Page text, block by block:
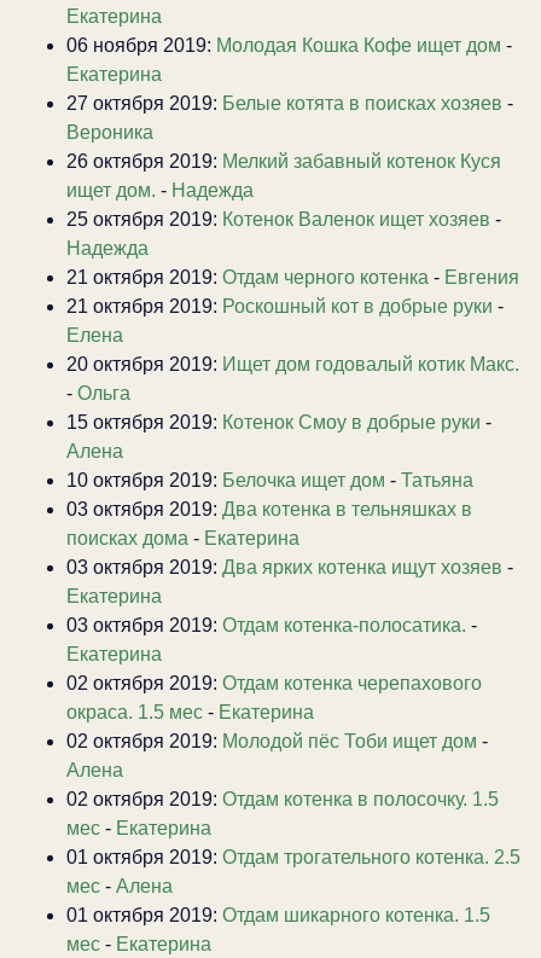
Екатерина
06 ноября 2019: Молодая Кошка Кофе ищет дом -
Екатерина
27 октября 2019: Белые котята в поисках хозяев -
Вероника
26 октября 2019: Мелкий забавный котенок Куся
ищет дом. - Надежда
25 октября 2019: Котенок Валенок ищет хозяев -
Надежда
21 октября 2019: Отдам черного котенка - Евгения
21 октября 2019: Роскошный кот в добрые руки -
Елена
20 октября 2019: Ищет дом годовалый котик Макс.
- Ольга
15 октября 2019: Котенок Смоу в добрые руки -
Алена
10 октября 2019: Белочка ищет дом - Татьяна
03 октября 2019: Два котенка в тельняшках в
поисках дома - Екатерина
03 октября 2019: Два ярких котенка ищут хозяев -
Екатерина
03 октября 2019: Отдам котенка-полосатика. -
Екатерина
02 октября 2019: Отдам котенка черепахового
окраса. 1.5 мес - Екатерина
02 октября 2019: Молодой пёс Тоби ищет дом -
Алена
02 октября 2019: Отдам котенка в полосочку. 1.5
мес - Екатерина
01 октября 2019: Отдам трогательного котенка. 2.5
мес - Алена
01 октября 2019: Отдам шикарного котенка. 1.5
мес - Екатерина